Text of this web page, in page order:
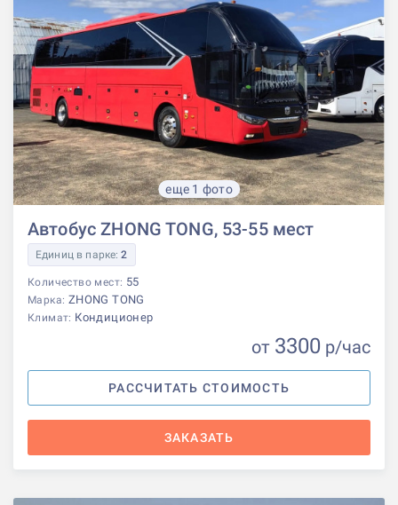
еще 1 фото
Автобус ZHONG TONG, 53-55 мест
Единиц в парке:2
Количество мест: 55
Марка: ZHONG TONG
Климат: Кондиционер
от 3300 р/час
РАССЧИТАТЬ СТОИМОСТЬ
ЗАКАЗАТЬ